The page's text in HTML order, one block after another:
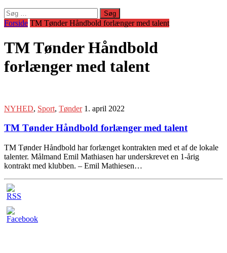
Søg
efter:
Forside TM Tønder Håndbold forlænger med talent
TM Tønder Håndbold
forlænger med talent
NYHED, Sport, Tønder 1. april 2022
TM Tønder Håndbold forlænger med talent
TM Tønder Håndbold har forlænget kontrakten med et af de lokale
talenter. Målmand Emil Mathiasen har underskrevet en 1-årig
kontrakt med klubben. – Emil Mathiesen…